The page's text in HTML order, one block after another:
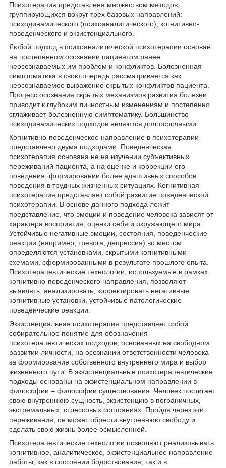
Психотерапия представлена множеством методов,
группирующихся вокруг трех базовых направлений:
психодинамического (психоаналитического), когнитивно-
поведенческого и экзистенциального.
Любой подход в психоаналитической психотерапии основан
на постепенном осознании пациентом ранее
неосознаваемых им проблем и конфликтов. Болезненная
симптоматика в свою очередь рассматривается как
неосознаваемое выражение скрытых конфликтов пациента.
Процесс осознания скрытых механизмов развития болезни
приводит к глубоким личностным изменениям и постепенно
сглаживает болезненную симптоматику. Большинство
психодинамических подходов являются долгосрочными.
Когнитивно-поведенческое направление в психотерапии
представлено двумя подходами. Поведенческая
психотерапия основана не на изучении субъективных
переживаний пациента, а на оценке и коррекции его
поведения, формировании более адаптивных способов
поведения в трудных жизненных ситуациях. Когнитивная
психотерапия представляет собой развитие поведенческой
психотерапии. В основе данного подхода лежит
представление, что эмоции и поведение человека зависят от
характера восприятия, оценки себя и окружающего мира.
Устойчивые негативные эмоции, состояния, поведенческие
реакции (например, тревога, депрессия) во многом
определяются установками, скрытыми когнитивными
схемами, сформированными в результате прошлого опыта.
Психотерапевтические технологии, используемые в рамках
когнитивно-поведенческого направления, позволяют
выявлять, анализировать, корректировать негативные
когнитивные установки, устойчивые патологические
поведенческие реакции.
Экзистенциальная психотерапия представляет собой
собирательное понятие для обозначения
психотерапевтических подходов, основанных на свободном
развитии личности, на осознании ответственности человека
за формирование собственного внутреннего мира и выбор
жизненного пути. В экзистенциальные психотерапевтические
подходы основаны на экзистенциальном направлении в
философии – философии существования. Человек постигает
свою внутреннюю сущность, экзистенцию в пограничных,
экстремальных, стрессовых состояниях. Пройдя через эти
переживания, он может обрести внутреннюю свободу и
сделать свою жизнь более осмысленной.
Психотерапевтические технологии позволяют реализовывать
когнитивное, аналитическое, экзистенциальное направление
работы, как в состоянии бодрствования, так и в